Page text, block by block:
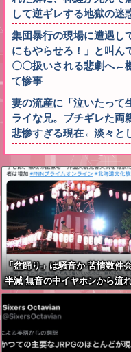
して逆ギレする地獄の迷
集団暴行の現場に遭遇し
にもやらせろ！」と叫
〇〇扱いされる悲劇へ←
て惨事
妻の流産に「泣いたって
ライな兄。ブチギレた両
悲惨すぎる現在←淡々と
「盆踊り」は騒音か 苦情数件
半減 無音の中イヤホンから流
曲に合わせ踊るサイレント盆
も